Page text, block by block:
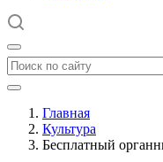
Главная
Культура
Бесплатный